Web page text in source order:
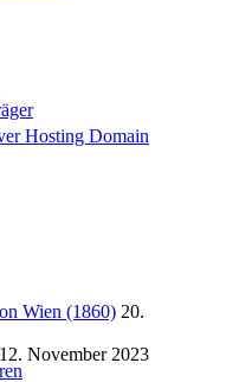
Wien (1860) 20.
12. November 2023